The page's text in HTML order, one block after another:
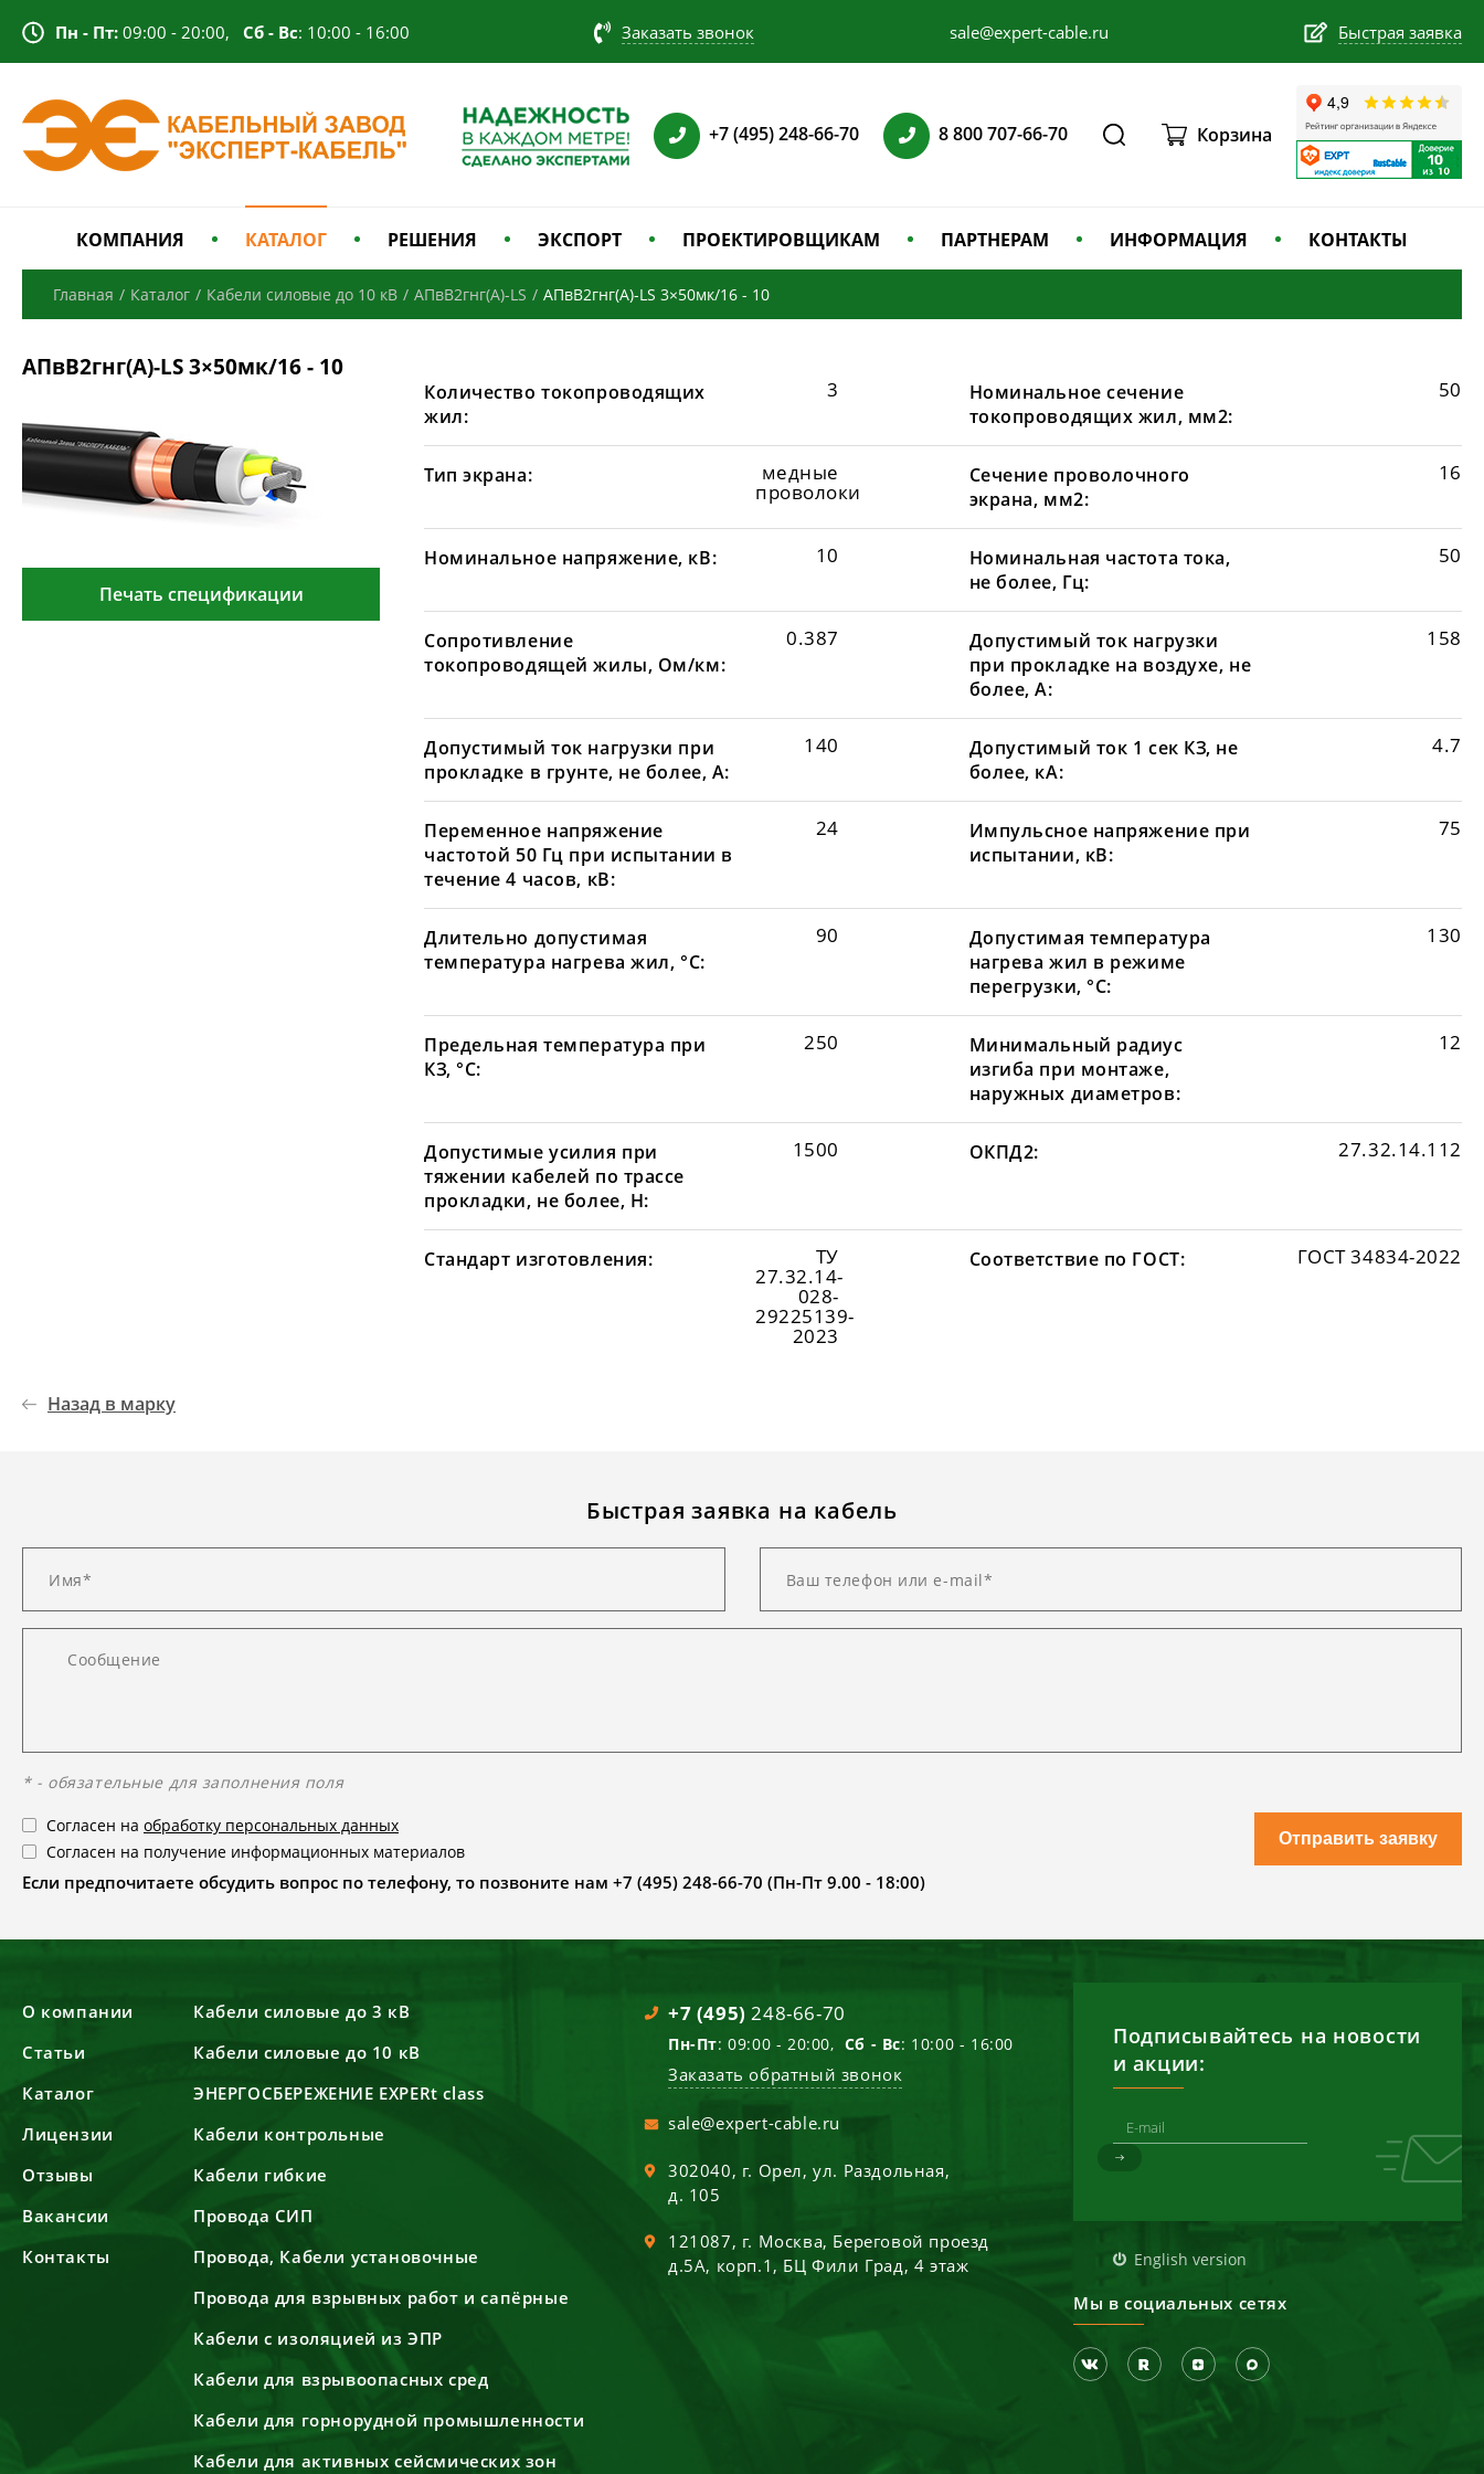
Пн - Пт: 09:00 - 20:00, Сб - Вс: 10:00 - 16:00 Заказать звонок sale@expert-cable.ru Быстрая заявка
+7 (495) 248-66-70 8 800 707-66-70 Корзина
КОМПАНИЯ КАТАЛОГ РЕШЕНИЯ ЭКСПОРТ ПРОЕКТИРОВЩИКАМ ПАРТНЕРАМ ИНФОРМАЦИЯ КОНТАКТЫ
Главная / Каталог / Кабели силовые до 10 кВ / АПвВ2гнг(А)-LS / АПвВ2гнг(А)-LS 3×50мк/16 - 10
АПвВ2гнг(А)-LS 3×50мк/16 - 10
Печать спецификации
Количество токопроводящих
жил:
3
Номинальное сечение
токопроводящих жил, мм2:
50
Тип экрана: медные
проволоки
Сечение проволочного
экрана, мм2:
16
Номинальное напряжение, кВ: 10
Номинальная частота тока,
не более, Гц:
50
Сопротивление
токопроводящей жилы, Ом/км:
0.387
Допустимый ток нагрузки
при прокладке на воздухе, не
более, А:
158
Допустимый ток нагрузки при
прокладке в грунте, не более, А:
140
Допустимый ток 1 сек КЗ, не
более, кА:
4.7
Переменное напряжение
частотой 50 Гц при испытании в
течение 4 часов, кВ:
24
Импульсное напряжение при
испытании, кВ:
75
Длительно допустимая
температура нагрева жил, °С:
90
Допустимая температура
нагрева жил в режиме
перегрузки, °С:
130
Предельная температура при
КЗ, °С:
250
Минимальный радиус
изгиба при монтаже,
наружных диаметров:
12
Допустимые усилия при
тяжении кабелей по трассе
прокладки, не более, Н:
1500 ОКПД2: 27.32.14.112
Стандарт изготовления: ТУ
27.32.14-
028-
29225139-
2023
Соответствие по ГОСТ: ГОСТ 34834-2022
Назад в марку
Быстрая заявка на кабель
* - обязательные для заполнения поля
Согласен на обработку персональных данных
Согласен на получение информационных материалов
Если предпочитаете обсудить вопрос по телефону, то позвоните нам +7 (495) 248-66-70 (Пн-Пт 9.00 - 18:00)
Отправить заявку
О компании
Статьи
Каталог
Лицензии
Отзывы
Вакансии
Контакты
Кабели силовые до 3 кВ
Кабели силовые до 10 кВ
ЭНЕРГОСБЕРЕЖЕНИЕ EXPERt class
Кабели контрольные
Кабели гибкие
Провода СИП
Провода, Кабели установочные
Провода для взрывных работ и сапёрные
Кабели с изоляцией из ЭПР
Кабели для взрывоопасных сред
Кабели для горнорудной промышленности
Кабели для активных сейсмических зон
+7 (495) 248-66-70
Пн-Пт: 09:00 - 20:00, Сб - Вс: 10:00 - 16:00
Заказать обратный звонок
sale@expert-cable.ru
302040, г. Орел,ул. Раздольная,
д. 105
121087, г. Москва, Береговой проезд
д.5А, корп.1, БЦ Фили Град, 4 этаж
Подписывайтесь на новости
и акции:
English version
Мы в социальных сетях